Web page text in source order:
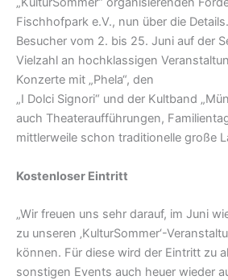
Fischhofpark e.V., nun über die
Besucher vom 2. bis 25. Juni auf der
Vielzahl an hochklassigen
Konzerte mit „Phela“, den
„I Dolci Signori“ und der Kultband
auch Theateraufführungen,
mittlerweile schon traditionelle große
Kostenloser Eintritt
„Wir freuen uns sehr darauf, im Juni
zu unseren ‚KulturSommer‘-
können. Für diese wird der Eintritt zu
sonstigen Events auch heuer wieder